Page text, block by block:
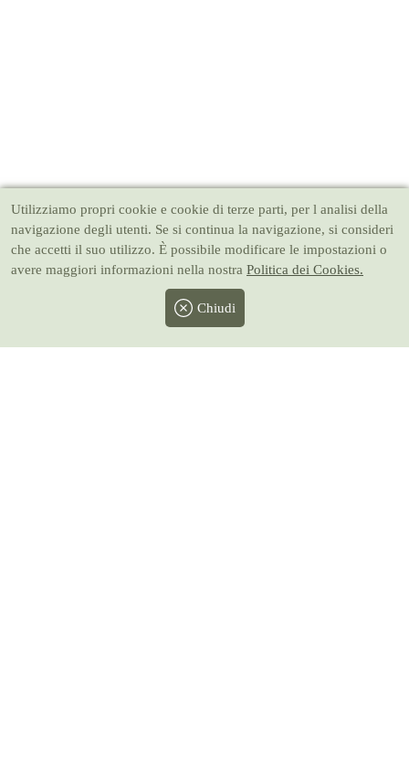
Utilizziamo propri cookie e cookie di terze parti, per l analisi della
navigazione degli utenti. Se si continua la navigazione, si consideri
che accetti il suo utilizzo. È possibile modificare le impostazioni o
avere maggiori informazioni nella nostra Politica dei Cookies.
Chiudi